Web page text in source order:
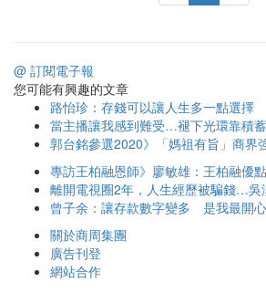
@ 訂閱電子報
您可能有興趣的文章
路怡珍：存錢可以讓人生多一點選擇
當主播讓我感到難受…褪下光環靠積
郭台銘參選2020》「媽祖有旨」商界
專訪王柏融恩師》廖敏雄：王柏融優
離開電視圈2年，人生經歷被騙錢…吳
曾子余：讓存款數字變多 是我最開
關於商周集團
廣告刊登
網站合作